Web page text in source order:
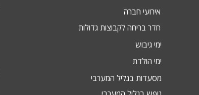
אירועי חברה
חדר בריחה לקבוצות גדולות
ימי גיבוש
ימי הולדת
מסעדות בגליל המערבי